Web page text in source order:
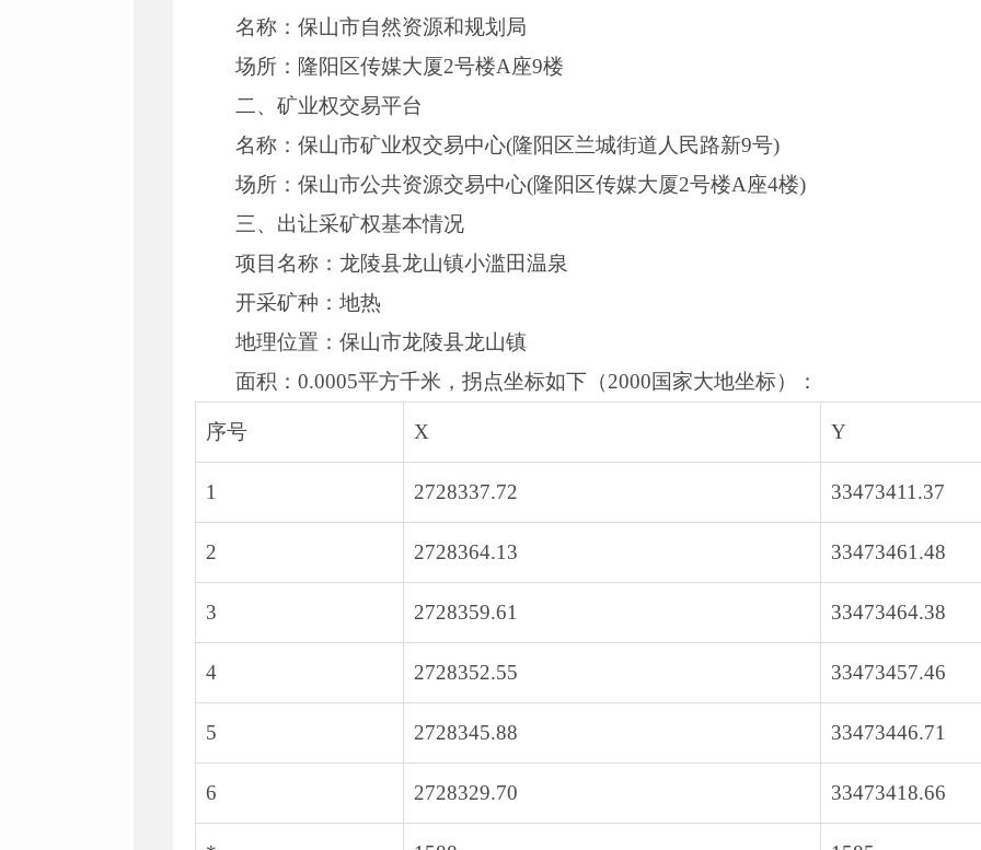
名称：保山市自然资源和规划局
场所：隆阳区传媒大厦2号楼A座9楼
二、矿业权交易平台
名称：保山市矿业权交易中心(隆阳区兰城街道人民路新9号)
场所：保山市公共资源交易中心(隆阳区传媒大厦2号楼A座4楼)
三、出让采矿权基本情况
项目名称：龙陵县龙山镇小滥田温泉
开采矿种：地热
地理位置：保山市龙陵县龙山镇
面积：0.0005平方千米，拐点坐标如下（2000国家大地坐标）：
序号 X Y
1 2728337.72 33473411.37
2 2728364.13 33473461.48
3 2728359.61 33473464.38
4 2728352.55 33473457.46
5 2728345.88 33473446.71
6 2728329.70 33473418.66